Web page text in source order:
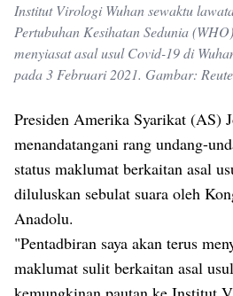
Institut Virologi Wuhan sewaktu
Pertubuhan Kesihatan Sedunia
menyiasat asal usul Covid-19 di
pada 3 Februari 2021. Gambar:
Presiden Amerika Syarikat (AS)
menandatangani rang undang-
status maklumat berkaitan asal
diluluskan sebulat suara oleh
Anadolu.
"Pentadbiran saya akan terus
maklumat sulit berkaitan asal